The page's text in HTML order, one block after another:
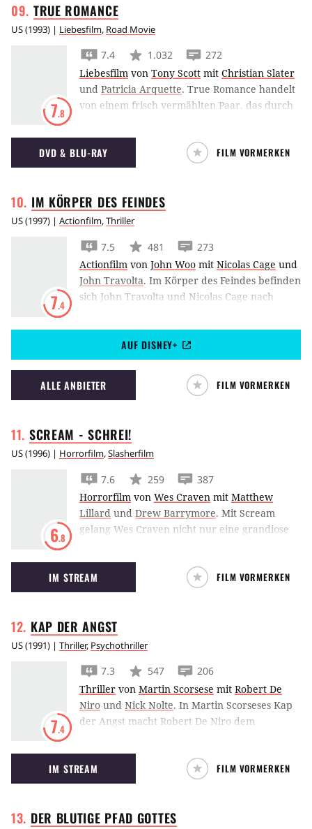
TRUE ROMANCE
US(1993) | Liebesfilm, Road Movie
7.8
7.4 1.032
272
Liebesfilm von Tony Scott mit Christian Slater
und Patricia Arquette. True Romance handelt
von einem frisch vermählten Paar, das durch
von der Polizei und der Mafia gejagt wird.
DVD & BLU-RAY FILM VORMERKEN
IM KÖRPER DES FEINDES
US(1997) | Actionfilm,Thriller
7.4
7.5 481
273
Actionfilm von John Woo mit Nicolas Cage und
John Travolta. Im Körper des Feindes befinden
sich John Travolta und Nicolas Cage nach
John Woos rasantem Action-Thriller.
AUF DISNEY+
ALLE ANBIETER FILM VORMERKEN
SCREAM -SCHREI!
US(1996) | Horrorfilm,Slasherfilm
6.8
7.6 259
387
Horrorfilm von Wes Craven mit Matthew
Lillard und Drew Barrymore. Mit Scream
gelang Wes Craven nicht nur eine grandiose
Slasher-Film mit der Einführung einer
ironischen Meta-Ebene auch eine dringend
nötige Frischzellen-Kur.
IM STREAM FILM VORMERKEN
KAP DERANGST
US(1991) | Thriller, Psychothriller
7.4
7.3 547
206
Thriller von Martin Scorsese mit Robert De
Niro und Nick Nolte. In Martin Scorseses Kap
der Angst macht Robert De Niro dem
Leben zur Hölle.
IM STREAM FILM VORMERKEN
DER BLUTIGE PFAD GOTTES